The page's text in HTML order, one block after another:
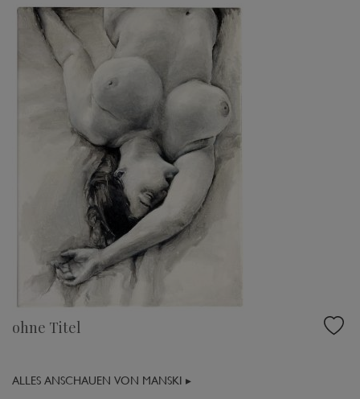
ohne Titel
ALLES ANSCHAUEN VON MANSKI ▸